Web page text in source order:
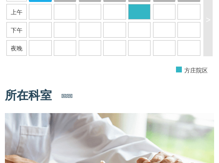
上午
下午
夜晚
>
方庄院区
所在科室